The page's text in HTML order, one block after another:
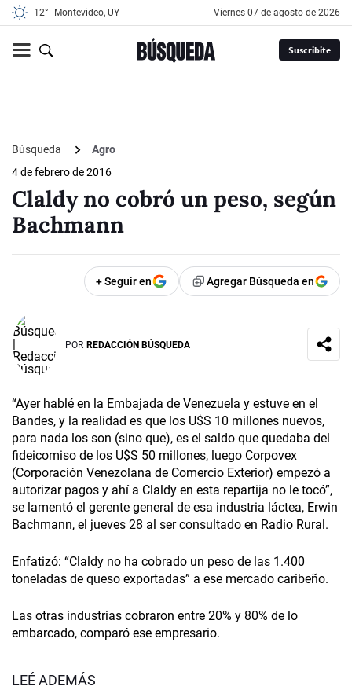
12° Montevideo, UY viernes 07 de agosto de 2026
Suscribite
Búsqueda
Agro
4 de febrero de 2016
Claldy no cobró un peso, según
Bachmann
+ Seguir en Agregar Búsqueda en
POR REDACCIÓN BÚSQUEDA
“Ayer hablé en la Embajada de Venezuela y estuve en el
Bandes, y la realidad es que los U$S 10 millones nuevos,
para nada los son (sino que), es el saldo que quedaba del
fideicomiso de los U$S 50 millones, luego Corpovex
(Corporación Venezolana de Comercio Exterior) empezó a
autorizar pagos y ahí a Claldy en esta repartija no le tocó”,
se lamentó el gerente general de esa industria láctea, Erwin
Bachmann, el jueves 28 al ser consultado en Radio Rural.
Enfatizó: “Claldy no ha cobrado un peso de las 1.400
toneladas de queso exportadas” a ese mercado caribeño.
Las otras industrias cobraron entre 20% y 80% de lo
embarcado, comparó ese empresario.
LEÉ ADEMÁS